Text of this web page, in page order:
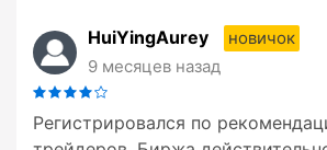
HuiYingAurey
новичок
9 месяцев назад
Регистрировался по